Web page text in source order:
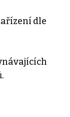
dle